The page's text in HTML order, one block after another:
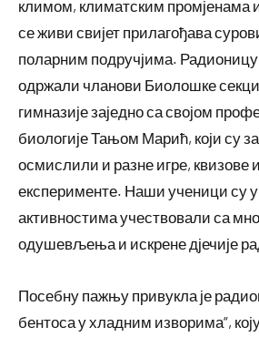
климом, климатским промјенама
се живи свијет прилагођава
поларним подручјима.
одржали чланови Биолошке
гимназије заједно са својом
биологије Тањом Марић, који су
осмислили и разне игре, квизове
експерименте. Наши ученици су
активностима учествовали са
одушевљења и искрене дјечије
Посебну пажњу привукла је
бентоса у хладним изворима“,